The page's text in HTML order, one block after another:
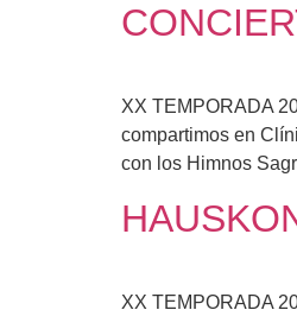
XX TEMPORADA
compartimos en
con los Himnos
XX TEMPORADA